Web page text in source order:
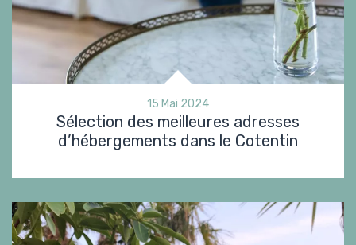
15 Mai 2024
Sélection des meilleures adresses
d’hébergements dans le Cotentin